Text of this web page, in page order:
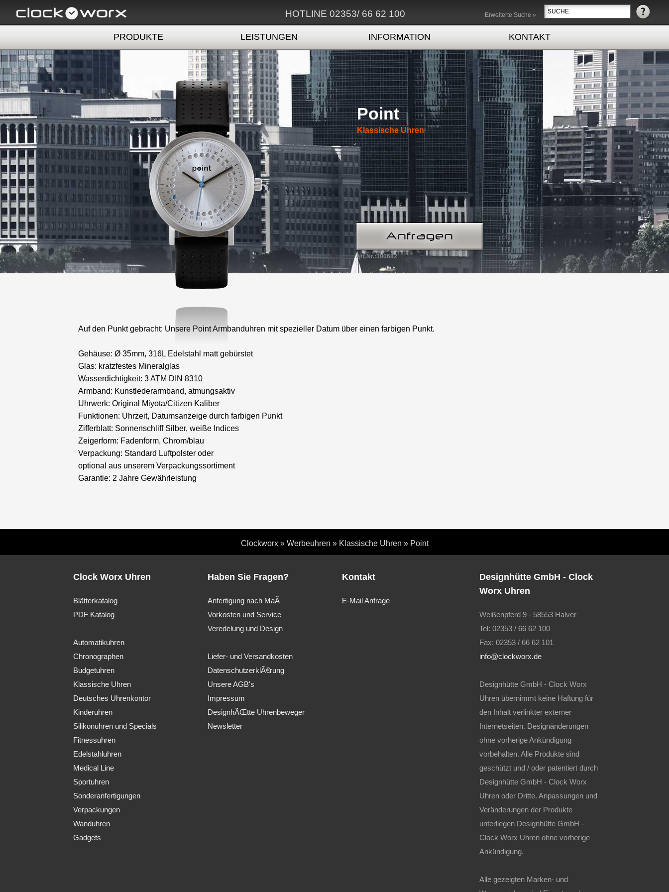
Erweiterte Suche »
HOTLINE 02353/ 66 62 100
PRODUKTE LEISTUNGEN INFORMATION KONTAKT
Point
Klassische Uhren
Art.Nr.:380682
Auf den Punkt gebracht: Unsere Point Armbanduhren mit spezieller Datum über einen farbigen Punkt.
Gehäuse: Ø 35mm, 316L Edelstahl matt gebürstet
Glas: kratzfestes Mineralglas
Wasserdichtigkeit: 3 ATM DIN 8310
Armband: Kunstlederarmband, atmungsaktiv
Uhrwerk: Original Miyota/Citizen Kaliber
Funktionen: Uhrzeit, Datumsanzeige durch farbigen Punkt
Zifferblatt: Sonnenschliff Silber, weiße Indices
Zeigerform: Fadenform, Chrom/blau
Verpackung: Standard Luftpolster oder
optional aus unserem Verpackungssortiment
Garantie: 2 Jahre Gewährleistung
Clockworx» Werbeuhren » Klassische Uhren » Point
Clock Worx Uhren
Blätterkatalog
PDF Katalog
Automatikuhren
Chronographen
Budgetuhren
Klassische Uhren
Deutsches Uhrenkontor
Kinderuhren
Silikonuhren und Specials
Fitnessuhren
Edelstahluhren
Medical Line
Sportuhren
Sonderanfertigungen
Verpackungen
Wanduhren
Gadgets
Haben Sie Fragen?
Anfertigung nach MaÃ
Vorkosten und Service
Veredelung und Design
Liefer- und Versandkosten
DatenschutzerklÃ€rung
Unsere AGB's
Impressum
DesignhÃŒtte Uhrenbeweger
Newsletter
Kontakt
E-Mail Anfrage
Designhütte GmbH - Clock
Worx Uhren
Weißenpferd 9 - 58553 Halver
Tel: 02353 / 66 62 100
Fax: 02353 / 66 62 101
info@clockworx.de
Designhütte GmbH - Clock Worx
Uhren übernimmt keine Haftung für
den Inhalt verlinkter externer
Internetseiten. Designänderungen
ohne vorherige Ankündigung
vorbehalten. Alle Produkte sind
geschützt und / oder patentiert durch
Designhütte GmbH - Clock Worx
Uhren oder Dritte. Anpassungen und
Veränderungen der Produkte
unterliegen Designhütte GmbH -
Clock Worx Uhren ohne vorherige
Ankündigung.
Alle gezeigten Marken- und